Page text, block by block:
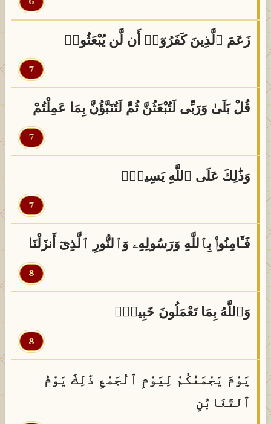
زَعَمَ ٱلَّذِينَ كَفَرُوٓا۟ أَن لَّن يُبْعَثُوا۟
7
قُلْ بَلَىٰ وَرَبِّى لَتُبْعَثُنَّ ثُمَّ لَتُنَبَّؤُنَّ بِمَا عَمِلْتُمْ
7
وَذَٰلِكَ عَلَى ٱللَّهِ يَسِيرٌۭ
7
فَـَٔامِنُوا۟ بِٱللَّهِ وَرَسُولِهِۦ وَٱلنُّورِ ٱلَّذِىٓ أَنزَلْنَا
8
وَٱللَّهُ بِمَا تَعْمَلُونَ خَبِيرٌۭ
8
يَوْمَ يَجْمَعُكُمْ لِيَوْمِ ٱلْجَمْعِ ذَٰلِكَ يَوْمُ
ٱلتَّغَابُنِ